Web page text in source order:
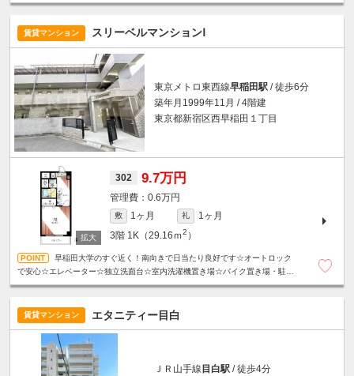
賃貸マンション スリーベルマンションⅠ
東京メトロ東西線早稲田駅 / 徒歩6分
築年月1999年11月 / 4階建
東京都新宿区西早稲田１丁目
302 9.7万円
0.6万円
敷 1ヶ月 礼
1ヶ月
3階 1K（29.16ｍ2 ）
早稲田大学のすぐ近く！南向きで日当たり良好です☆オートロック
で安心☆エレベーター☆独立洗面台☆室内洗濯機置き場☆バイク置き場・駐輪
賃貸マンション エタニティー目白
ＪＲ山手線 目白駅 / 徒歩4分